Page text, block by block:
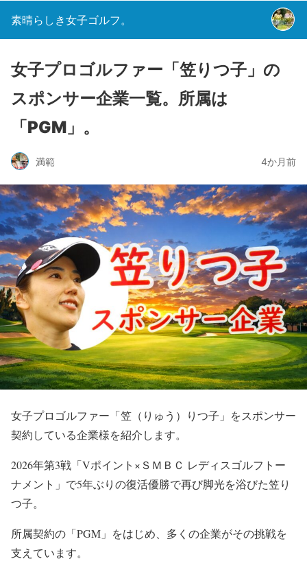
素晴らしき女子ゴルフ。
女子プロゴルファー「笠りつ子」の
スポンサー企業一覧。所属は
「PGM」。
満範 4か月前
女子プロゴルファー「笠（りゅう）りつ子」をスポンサー
契約している企業様を紹介します。
2026年第3戦「Vポイント×ＳＭＢＣ レディスゴルフトー
ナメント」で5年ぶりの復活優勝で再び脚光を浴びた笠り
つ子。
所属契約の「PGM」をはじめ、多くの企業がその挑戦を
支えています。